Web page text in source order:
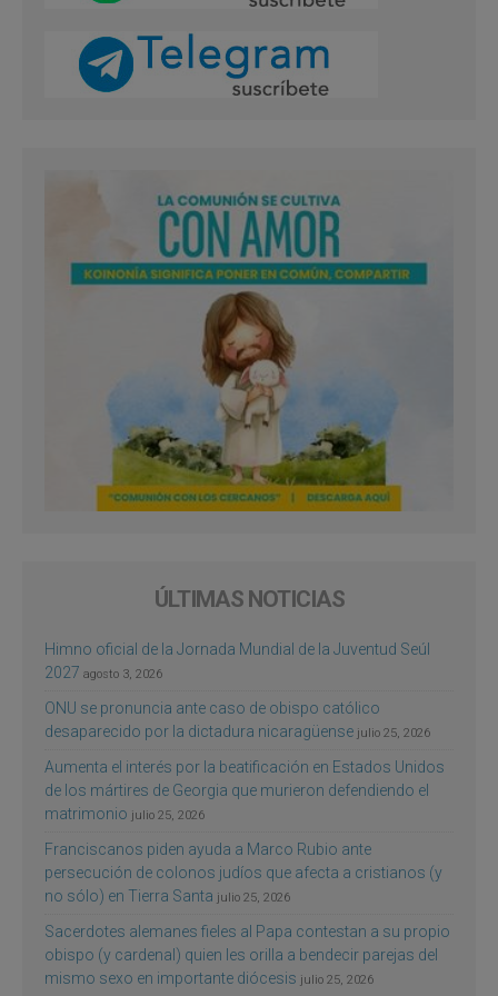
ÚLTIMAS NOTICIAS
Himno oficial de la Jornada Mundial de la Juventud Seúl
2027 agosto 3, 2026
ONU se pronuncia ante caso de obispo católico
desaparecido por la dictadura nicaragüense julio 25, 2026
Aumenta el interés por la beatificación en Estados Unidos
de los mártires de Georgia que murieron defendiendo el
matrimonio julio 25, 2026
Franciscanos piden ayuda a Marco Rubio ante
persecución de colonos judíos que afecta a cristianos (y
no sólo) en Tierra Santa julio 25, 2026
Sacerdotes alemanes fieles al Papa contestan a su propio
obispo (y cardenal) quien les orilla a bendecir parejas del
mismo sexo en importante diócesis julio 25, 2026